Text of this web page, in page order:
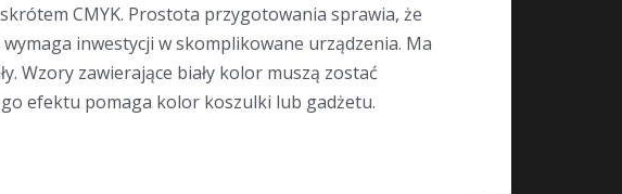
CMYK. Prostota przygotowania sprawia, że
inwestycji w skomplikowane urządzenia. Ma
Wzory zawierające biały kolor muszą zostać
efektu pomaga kolor koszulki lub gadżetu.